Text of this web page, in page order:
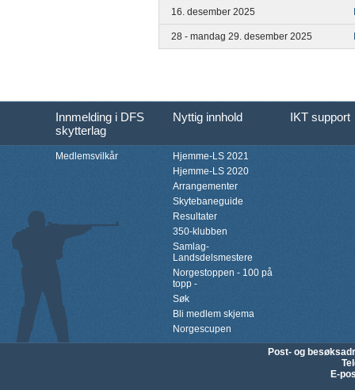
16. desember 2025
28 - mandag 29. desember 2025
Innmelding i DFS
skytterlag
Nyttig innhold IKT support
Medlemsvilkår
Hjemme-LS 2021
Hjemme-LS 2020
Arrangementer
Skytebaneguide
Resultater
350-klubben
Samlag-
Landsdelsmestere
Norgestoppen - 100 på
topp -
Søk
Bli medlem skjema
Norgescupen
Post- og
E-